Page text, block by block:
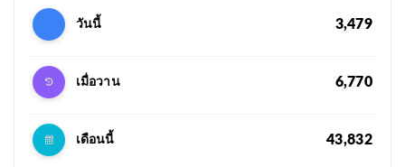
วันนี้ 3,479
เมื่อวาน 6,770
เดือนนี้ 43,832